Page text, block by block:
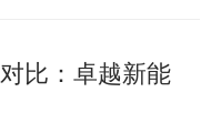
比：卓越新能